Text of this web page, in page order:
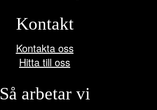
Kontakt
Kontakta oss
Hitta till oss
Så arbetar vi